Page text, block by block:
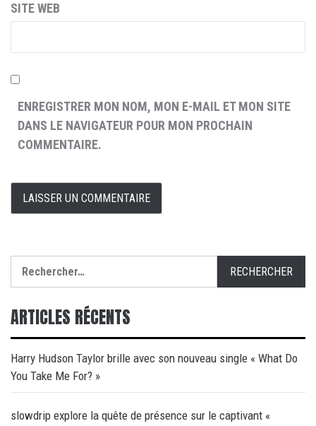
SITE WEB
ENREGISTRER MON NOM, MON E-MAIL ET MON SITE
DANS LE NAVIGATEUR POUR MON PROCHAIN
COMMENTAIRE.
ARTICLES RÉCENTS
Harry Hudson Taylor brille avec son nouveau single « What Do
You Take Me For? »
slowdrip explore la quête de présence sur le captivant «